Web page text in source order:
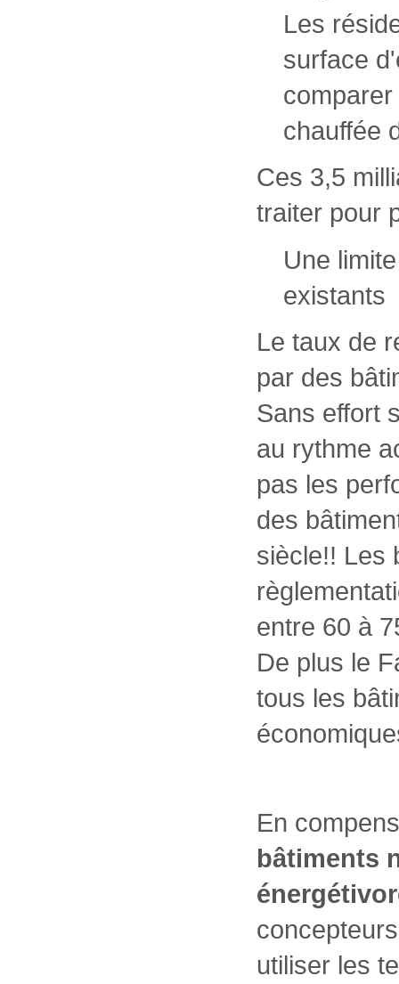
Les
surface
chauffée
Ces 3,5
traiter pour
Une
existants
Le taux de
par des
Sans effort
au rythme
pas les
des
siècle!! Les
entre 60 à
De plus le
tous les
En
bâtiments
utiliser les